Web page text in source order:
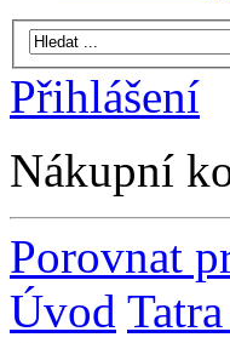
Přihlášení
Nákupní
Porovnat
Úvod